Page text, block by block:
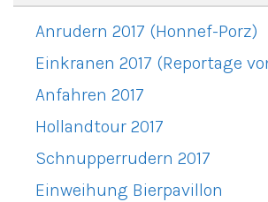
Anrudern 2017 (Honnef-Porz)
Einkranen 2017 (Reportage
Anfahren 2017
Hollandtour 2017
Schnupperrudern 2017
Einweihung Bierpavillon